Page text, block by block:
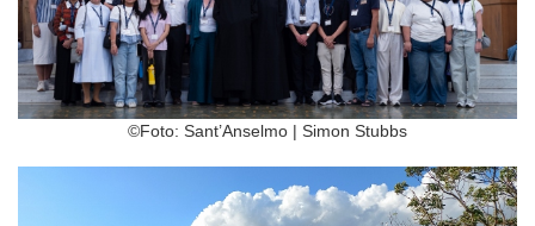
©Foto: Sant’Anselmo | Simon Stubbs